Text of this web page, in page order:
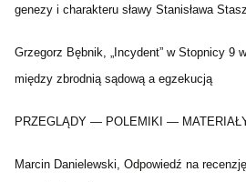
genezy i charakteru sławy Stanisława
Grzegorz Bębnik, „Incydent” w Stopnicy 9
między zbrodnią sądową a egzekucją
PRZEGLĄDY — POLEMIKI —
Marcin Danielewski, Odpowiedź na